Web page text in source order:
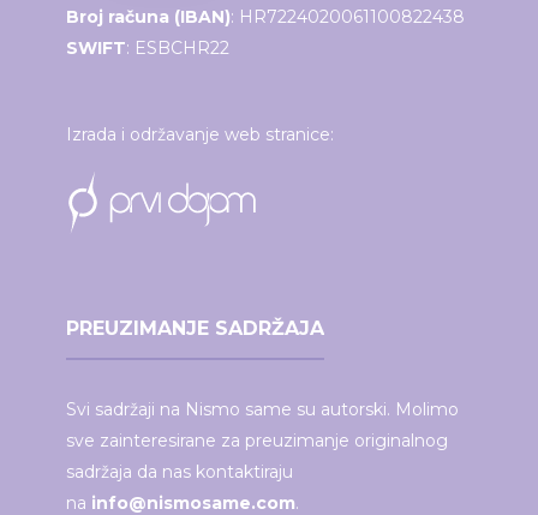
Broj računa (IBAN): HR7224020061100822438
SWIFT: ESBCHR22
Izrada i održavanje web stranice:
PREUZIMANJE SADRŽAJA
Svi sadržaji na Nismo same su autorski. Molimo
sve zainteresirane za preuzimanje originalnog
sadržaja da nas kontaktiraju
na info@nismosame.com.